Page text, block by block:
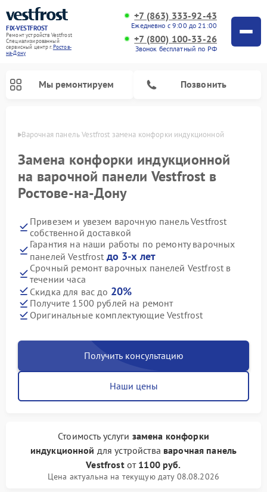
FIX-VESTFROST
Ремонт устройств Vestfrost
Специализированный
cервисный центр г.Ростов-
на-Дону
+7 (863) 333-92-43
Ежедневно с 9:00 до 21:00
+7 (800) 100-33-26
Звонок бесплатный по РФ
Мы ремонтируем Позвонить
Варочная панель Vestfrost замена конфорки индукционной
Замена конфорки индукционной
на варочной панели Vestfrost в
Ростове-на-Дону
Привезем и увезем варочную панель Vestfrost
собственной доставкой
Гарантия на наши работы по ремонту варочных
панелей Vestfrost до 3-х лет
Срочный ремонт варочных панелей Vestfrost в
течении часа
Скидка для вас до 20%
Получите 1500 рублей на ремонт
Оригинальные комплектующие Vestfrost
Получить консультацию
Наши цены
Стоимость услуги замена конфорки
индукционной для устройства варочная панель
Vestfrostот 1100 руб.
Цена актуальна на текущую дату 08.08.2026